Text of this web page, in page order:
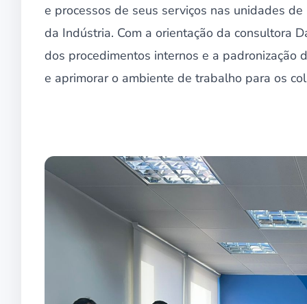
e processos de seus serviços nas unidades
da Indústria. Com a orientação da consultora
dos procedimentos internos e a padronização
e aprimorar o ambiente de trabalho para os